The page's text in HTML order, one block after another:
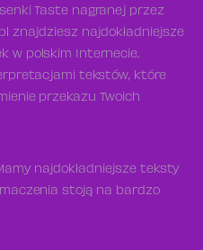
Taste nagranej przez
znajdziesz najdokładniejsze
w polskim Internecie.
tekstów, które
przekazu Twoich
najdokładniejsze teksty
stoją na bardzo